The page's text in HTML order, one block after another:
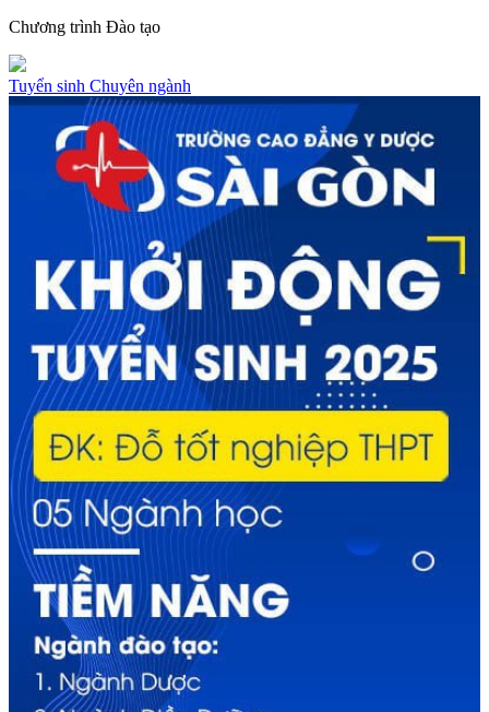
Chương trình Đào tạo
Tuyển sinh Chuyên ngành